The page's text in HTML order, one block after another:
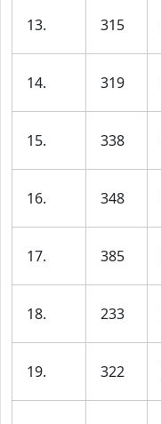
13. 315
14. 319
15. 338
16. 348
17. 385
18. 233
19. 322